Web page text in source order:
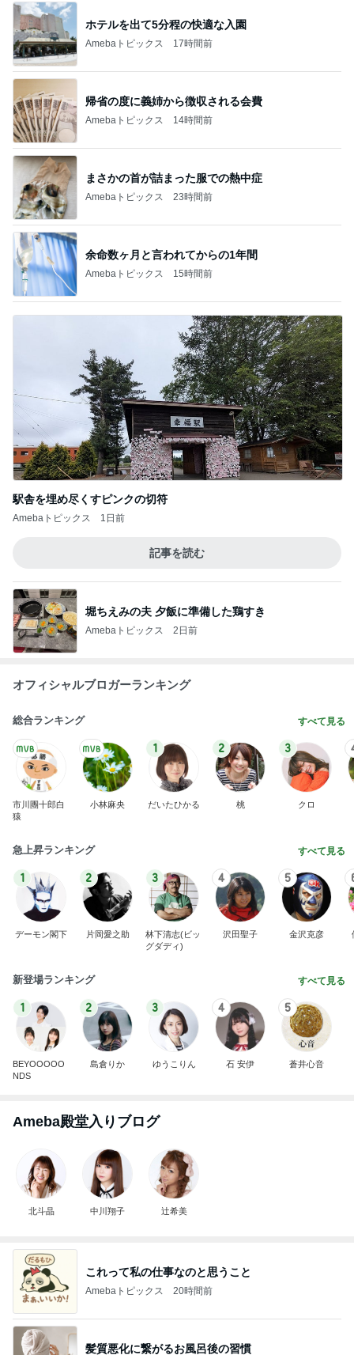
ホテルを出て5分程の快適な入園
Amebaトピックス 17時間前
帰省の度に義姉から徴収される会費
Amebaトピックス 14時間前
まさかの首が詰まった服での熱中症
Amebaトピックス 23時間前
余命数ヶ月と言われてからの1年間
Amebaトピックス 15時間前
駅舎を埋め尽くすピンクの切符
Amebaトピックス 1日前
記事を読む
堀ちえみの夫 夕飯に準備した鶏すき
Amebaトピックス 2日前
オフィシャルブロガーランキング
総合ランキング すべて見る
市川團十郎白
猿
小林麻央
1
だいたひかる
2
桃
3
クロ
急上昇ランキング すべて見る
1
デーモン閣下
2
片岡愛之助
3
林下清志(ビッ
グダディ)
4
沢田聖子
5
金沢克彦
新登場ランキング すべて見る
1
BEYOOOOO
NDS
2
島倉りか
3
ゆうこりん
4
石 安伊
5
蒼井心音
Ameba殿堂入りブログ
北斗晶 中川翔子 辻希美
これって私の仕事なのと思うこと
Amebaトピックス 20時間前
髪質悪化に繋がるお風呂後の習慣